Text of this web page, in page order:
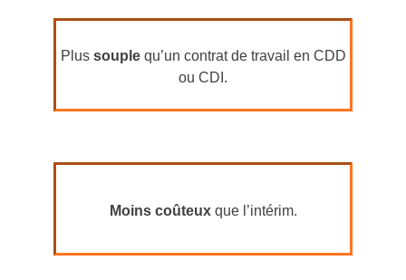
Plus souple qu’un contrat de travail en CDD
ou CDI.
Moins coûteuxque l’intérim.